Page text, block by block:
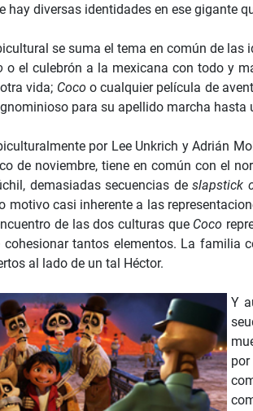
hay diversas identidades en ese gigante
se suma el tema en común de
o el culebrón a la mexicana con todo y
vida; Coco o cualquier película de
para su apellido marcha
por Lee Unkrich y Adrián
de noviembre, tiene en común con el
demasiadas secuencias deslapstick
motivo casi inherente a las
de las dos culturas que Coco
cohesionar tantos elementos. La familia
al lado de un tal Héctor.
Y